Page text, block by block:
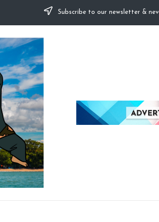
Subscribe to our newsletter &